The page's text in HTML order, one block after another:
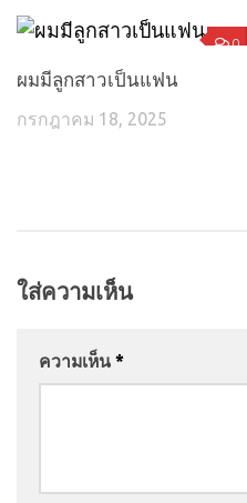
0
ผมมีลูกสาวเป็นแฟน
กรกฎาคม 18, 2025
ใส่ความเห็น
ความเห็น *